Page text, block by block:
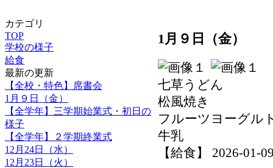
カテゴリ
TOP
学校の様子
給食
最新の更新
【全校・特色】席書会
1月９日（金）
【全学年】三学期始業式・初日の
様子
【全学年】２学期終業式
12月24日（水）
12月23日（火）
1月９日（金）
七草うどん
松風焼き
フルーツヨーグル
牛乳
【給食】 2026-01-